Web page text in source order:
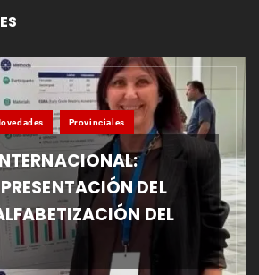
Provinciales
DEL
DEL